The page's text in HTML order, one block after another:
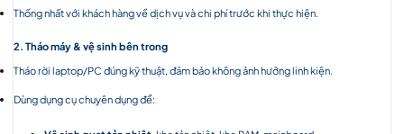
Thống nhất với khách hàng về dịch vụ và chi phí trước khi thực hiện.
2. Tháo máy & vệ sinh bên trong
Tháo rời laptop/PC đúng kỹ thuật, đảm bảo không ảnh hưởng linh kiện.
Dùng dụng cụ chuyên dụng để: